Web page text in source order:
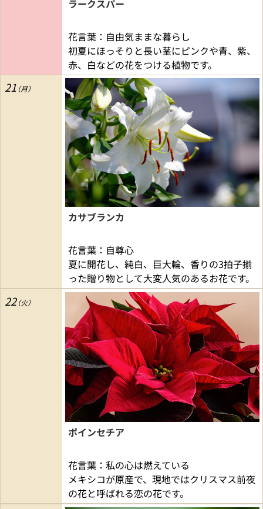
ラークスパー
花言葉：自由気ままな暮らし
初夏にほっそりと長い茎にピンクや青、紫、
赤、白などの花をつける植物です。
21
カサブランカ
花言葉：自尊心
夏に開花し、純白、巨大輪、香りの3拍子揃
った贈り物として大変人気のあるお花です。
22
ポインセチア
花言葉：私の心は燃えている
メキシコが原産で、現地ではクリスマス前夜
の花と呼ばれる恋の花です。